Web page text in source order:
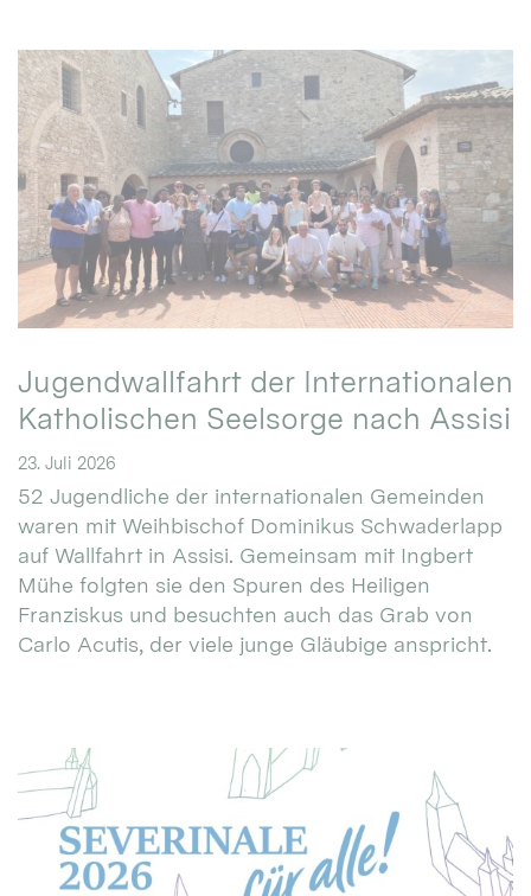
Jugendwallfahrt der Internationalen
Katholischen Seelsorge nach Assisi
23. Juli 2026
52 Jugendliche der internationalen Gemeinden
waren mit Weihbischof Dominikus Schwaderlapp
auf Wallfahrt in Assisi. Gemeinsam mit Ingbert
Mühe folgten sie den Spuren des Heiligen
Franziskus und besuchten auch das Grab von
Carlo Acutis, der viele junge Gläubige anspricht.